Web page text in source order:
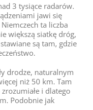
3 tysiące radarów.
jawi się
ta liczba
większą siatkę dróg,
są tam, gdzie
drodze, naturalnym
niż 50 km. Tam
i dlatego
Podobnie jak